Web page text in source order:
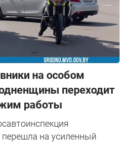
на особом
переходит
работы
перешла на усиленный